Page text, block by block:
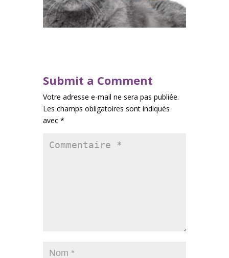
Submit a Comment
Votre adresse e-mail ne sera pas publiée.
Les champs obligatoires sont indiqués
avec *